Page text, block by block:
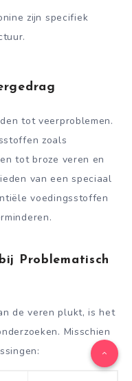
zijn specifiek
tot veerproblemen.
zoals
tot broze veren en
van een speciaal
voedingsstoffen
Problematisch
de veren plukt, is het
Misschien